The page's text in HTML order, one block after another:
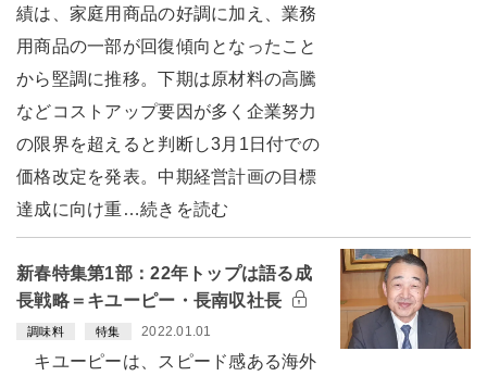
績は、家庭用商品の好調に加え、業務
用商品の一部が回復傾向となったこと
から堅調に推移。下期は原材料の高騰
などコストアップ要因が多く企業努力
の限界を超えると判断し3月1日付での
価格改定を発表。中期経営計画の目標
達成に向け重…続きを読む
新春特集第1部：22年トップは語る成
長戦略＝キユーピー・長南収社長
調味料 特集 2022.01.01
キユーピーは、スピード感ある海外